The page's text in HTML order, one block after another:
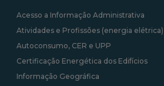
Acesso a Informação Administrativa
Atividades e Profissões (energia elétrica)
Autoconsumo, CER e UPP
Certificação Energética dos Edifícios
Informação Geográfica